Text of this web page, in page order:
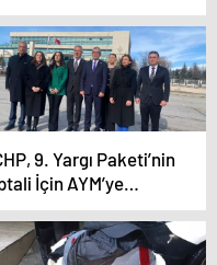
9. Yargı Paketi’nin
İçin AYM’ye